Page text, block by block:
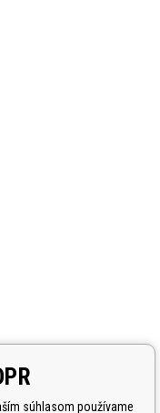
súhlasom používame